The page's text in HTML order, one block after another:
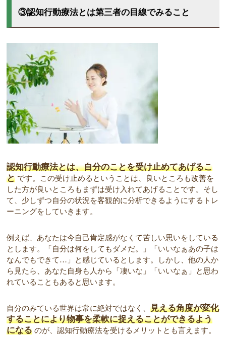
③認知行動療法とは第三者の目線でみること
認知行動療法とは、自分のことを受け止めてあげるこ
と です。この受け止めるということは、良いところも改善を
した方が良いところもまずは受け入れてあげることです。そし
て、少しずつ自分の状況を客観的に分析できるようにするトレ
ーニングをしていきます。
例えば、あなたは今自己肯定感がなくて苦しい思いをしている
とします。「自分は何をしてもダメだ。」「いいなぁあの子は
なんでもできて…」と感じているとします。しかし、他の人か
ら見たら、あなた自身も人から「凄いな」「いいなぁ」と思わ
れていることもあると思います。
自分のみている世界は常に絶対ではなく、見える角度が変化
することにより物事を柔軟に捉えることができるよう
になる のが、認知行動療法を受けるメリットとも言えます。